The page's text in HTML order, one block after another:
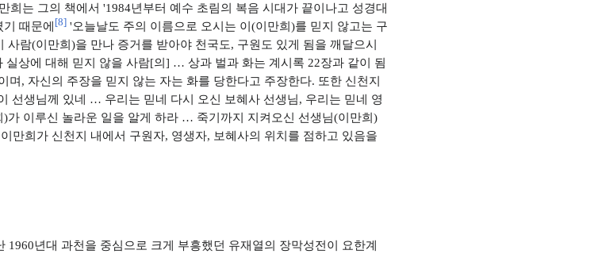
희는 그의 책에서 '1984년부터 예수 초림의 복음 시대가 끝이나고 성경대
때문에 [8] '오늘날도 주의 이름으로 오시는 이(이만희)를 믿지 않고는 구
람(이만희)을 만나 증거를 받아야 천국도, 구원도 있게 됨을 깨달으시
상에 대해 믿지 않을 사람[의] … 상과 벌과 화는 계시록 22장과 같이 됨
며, 자신의 주장을 믿지 않는 자는 화를 당한다고 주장한다. 또한 신천지
선생님께 있네 … 우리는 믿네 다시 오신 보혜사 선생님, 우리는 믿네 영
가 이루신 놀라운 일을 알게 하라 … 죽기까지 지켜오신 선생님(이만희)
만희가 신천지 내에서 구원자, 영생자, 보혜사의 위치를 점하고 있음을
1960년대 과천을 중심으로 크게 부흥했던 유재열의 장막성전이 요한계